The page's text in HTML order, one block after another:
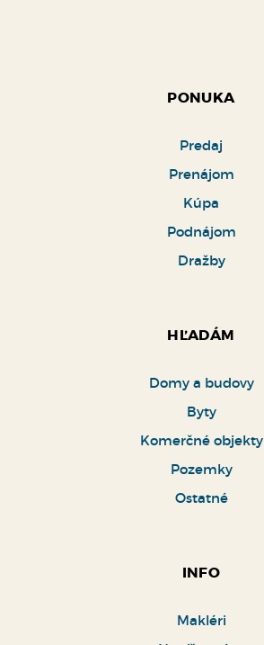
PONUKA
Predaj
Prenájom
Kúpa
Podnájom
Dražby
HĽADÁM
Domy a budovy
Byty
Komerčné objekty
Pozemky
Ostatné
INFO
Makléri